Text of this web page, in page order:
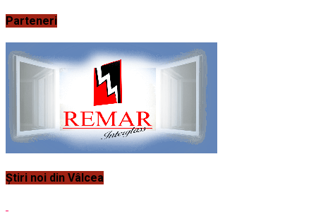
Parteneri
Știri noi din Vâlcea